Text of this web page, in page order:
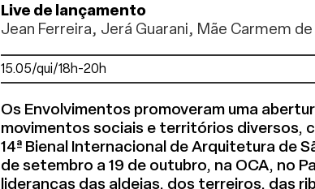
Live de lançamento
Jean Ferreira, Jerá Guarani, Mãe Carmem
15.05/qui/18h-20h
Os Envolvimentos promoveram uma
movimentos sociais e territórios diversos,
14ª Bienal Internacional de Arquitetura de
de setembro a 19 de outubro, na OCA, no
lideranças das aldeias, dos terreiros, das